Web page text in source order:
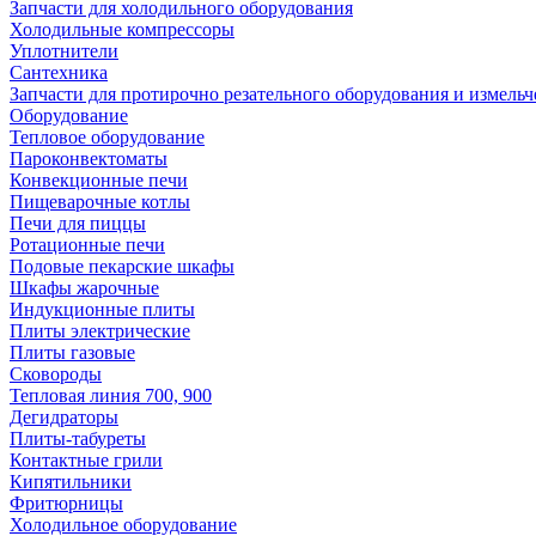
Запчасти для холодильного оборудования
Холодильные компрессоры
Уплотнители
Сантехника
Запчасти для протирочно резательного оборудования и
Оборудование
Тепловое оборудование
Пароконвектоматы
Конвекционные печи
Пищеварочные котлы
Печи для пиццы
Ротационные печи
Подовые пекарские шкафы
Шкафы жарочные
Индукционные плиты
Плиты электрические
Плиты газовые
Сковороды
Тепловая линия 700, 900
Дегидраторы
Плиты-табуреты
Контактные грили
Кипятильники
Фритюрницы
Холодильное оборудование